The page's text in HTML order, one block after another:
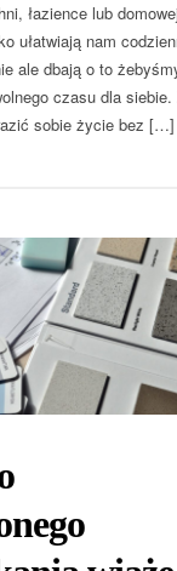
łazience lub domowej
ułatwiają nam
ale dbają o to
czasu dla siebie.
sobie życie bez […]